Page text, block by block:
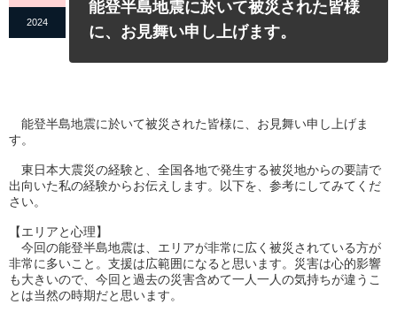
2024
能登半島地震に於いて被災された皆様
に、お見舞い申し上げます。
能登半島地震に於いて被災された皆様に、 お見舞い申し上げま
す。
東日本大震災の経験と、 全国各地で発生する被災地からの要請で
出向いた私の経験からお伝えします。以下を、参考にしてみてくだ
さい。
【エリアと心理】
今回の能登半島地震は、 エリアが非常に広く被災されている方が
非常に多いこと。 支援は広範囲になると思います。災害は心的影響
も大きいので、 今回と過去の災害含めて一人一人の気持ちが違うこ
とは当然の時期だと思います。